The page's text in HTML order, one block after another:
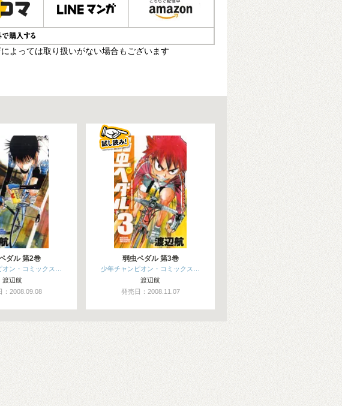
よっては取り扱いがない場合もございます
ダル 第2巻
オン・コミックス…
渡辺航
：2008.09.08
弱虫ペダル 第3巻
少年チャンピオン・コミックス…
渡辺航
発売日：2008.11.07